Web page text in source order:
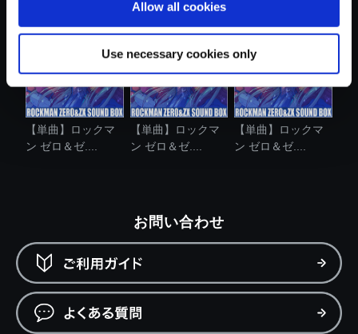
Allow all cookies
Use necessary cookies only
【単曲】ロックマ
ン ゼロ＆ゼ....
【単曲】ロックマ
ン ゼロ＆ゼ....
【単曲】ロックマ
ン ゼロ＆ゼ....
お問い合わせ